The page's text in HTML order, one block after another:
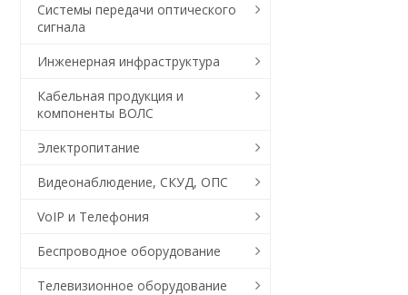
Системы передачи оптического
сигнала
Инженерная инфраструктура
Кабельная продукция и
компоненты ВОЛС
Электропитание
Видеонаблюдение, СКУД, ОПС
VoIP и Телефония
Беспроводное оборудование
Телевизионное оборудование